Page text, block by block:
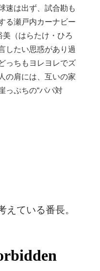
速は出ず、試合勘も
る瀬戸内カーナビー
美（はらたけ・ひろ
したい思惑があり過
っちもヨレヨレでズ
の肩には、互いの家
っぷちの“パパ対
えている番長。